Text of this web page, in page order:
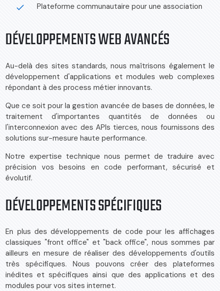
done Plateforme communautaire pour une association
DÉVELOPPEMENTS WEB AVANCÉS
Au-delà des sites standards, nous maîtrisons également le
développement d'applications et modules web complexes
répondant à des process métier innovants.
Que ce soit pour la gestion avancée de bases de données, le
traitement d'importantes quantités de données ou
l'interconnexion avec des APIs tierces, nous fournissons des
solutions sur-mesure haute performance.
Notre expertise technique nous permet de traduire avec
précision vos besoins en code performant, sécurisé et
évolutif.
DÉVELOPPEMENTS SPÉCIFIQUES
En plus des développements de code pour les affichages
classiques "front office" et "back office", nous sommes par
ailleurs en mesure de réaliser des développements d'outils
très spécifiques. Nous pouvons créer des plateformes
inédites et spécifiques ainsi que des applications et des
modules pour vos sites internet.